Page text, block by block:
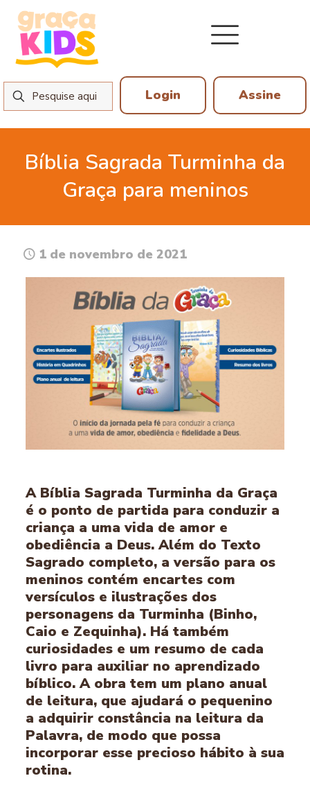
Login Assine
Bíblia Sagrada Turminha da
Graça para meninos
1 de novembro de 2021
A Bíblia Sagrada Turminha da Graça
é o ponto de partida para conduzir a
criança a uma vida de amor e
obediência a Deus. Além do Texto
Sagrado completo, a versão para os
meninos contém encartes com
versículos e ilustrações dos
personagens da Turminha (Binho,
Caio e Zequinha). Há também
curiosidades e um resumo de cada
livro para auxiliar no aprendizado
bíblico. A obra tem um plano anual
de leitura, que ajudará o pequenino
a adquirir constância na leitura da
Palavra, de modo que possa
incorporar esse precioso hábito à sua
rotina.